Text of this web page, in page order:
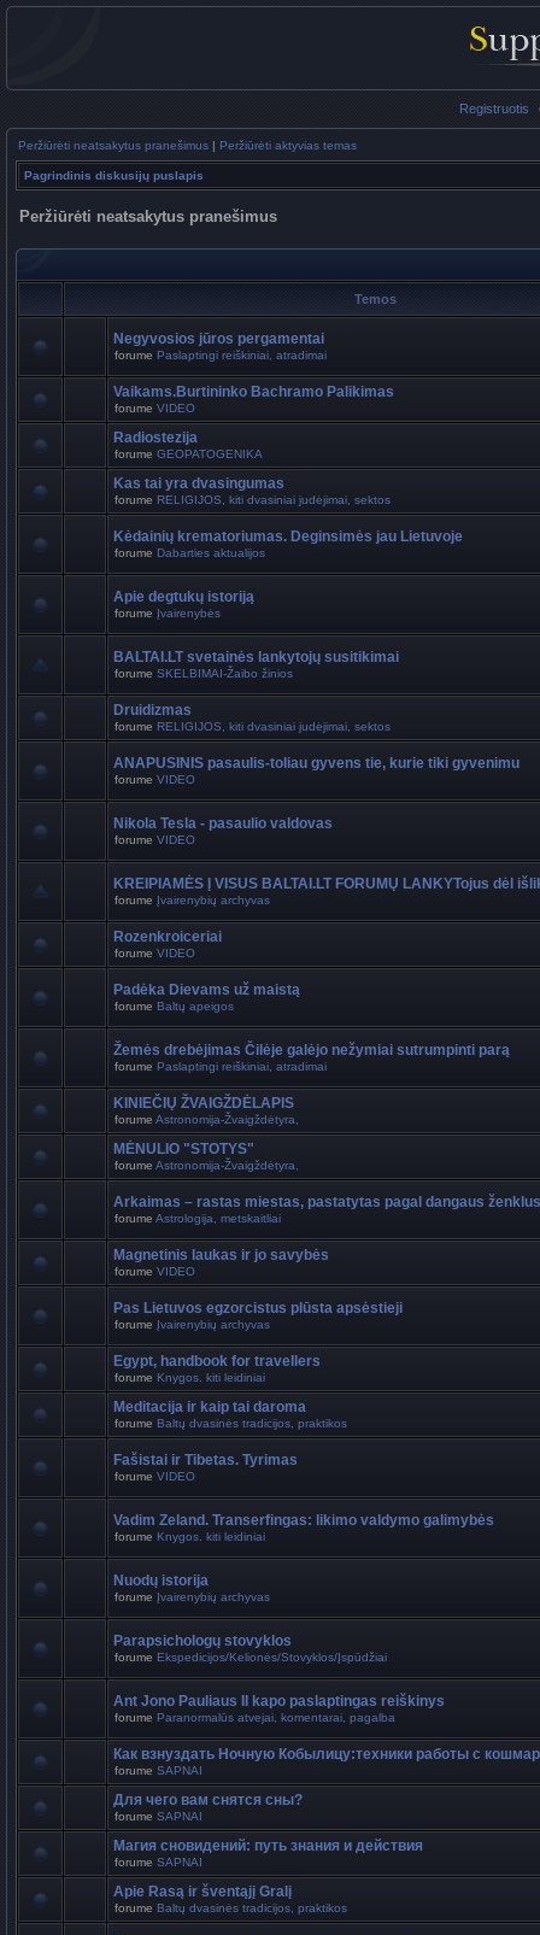
Registruotis
Peržiūrėti neatsakytus pranešimus | Peržiūrėti aktyvias temas
Pagrindinis diskusijų puslapis
Peržiūrėti neatsakytus pranešimus
Temos
Negyvosios jūros pergamentai
forume Paslaptingi reiškiniai, atradimai
Vaikams.Burtininko Bachramo Palikimas
forume VIDEO
Radiostezija
forume GEOPATOGENIKA
Kas tai yra dvasingumas
forume RELIGIJOS, kiti dvasiniai judėjimai, sektos
Kėdainių krematoriumas. Deginsimės jau Lietuvoje
forume Dabarties aktualijos
Apie degtukų istoriją
forume Įvairenybės
BALTAI.LT svetainės lankytojų susitikimai
forume SKELBIMAI-Žaibo žinios
Druidizmas
forume RELIGIJOS, kiti dvasiniai judėjimai, sektos
ANAPUSINIS pasaulis-toliau gyvens tie, kurie tiki gyvenimu
forume VIDEO
Nikola Tesla - pasaulio valdovas
forume VIDEO
KREIPIAMĖS Į VISUS BALTAI.LT FORUMŲ LANKYTojus dėl
forume Įvairenybių archyvas
Rozenkroiceriai
forume VIDEO
Padėka Dievams už maistą
forume Baltų apeigos
Žemės drebėjimas Čilėje galėjo nežymiai sutrumpinti parą
forume Paslaptingi reiškiniai, atradimai
KINIEČIŲ ŽVAIGŽDĖLAPIS
forume Astronomija-Žvaigždėtyra,
MĖNULIO "STOTYS"
forume Astronomija-Žvaigždėtyra,
Arkaimas – rastas miestas, pastatytas pagal dangaus ženklus
forume Astrologija, metskaitliai
Magnetinis laukas ir jo savybės
forume VIDEO
Pas Lietuvos egzorcistus plūsta apsėstieji
forume Įvairenybių archyvas
Egypt, handbook for travellers
forume Knygos. kiti leidiniai
Meditacija ir kaip tai daroma
forume Baltų dvasinės tradicijos, praktikos
Fašistai ir Tibetas. Tyrimas
forume VIDEO
Vadim Zeland. Transerfingas: likimo valdymo galimybės
forume Knygos. kiti leidiniai
Nuodų istorija
forume Įvairenybių archyvas
Parapsichologų stovyklos
forume Ekspedicijos/Kelionės/Stovyklos/Įspūdžiai
Ant Jono Pauliaus II kapo paslaptingas reiškinys
forume Paranormalūs atvejai, komentarai, pagalba
Как взнуздать Ночную Кобылицу:техники работы с
forume SAPNAI
Для чего вам снятся сны?
forume SAPNAI
Магия сновидений: путь знания и действия
forume SAPNAI
Apie Rasą ir šventąjį Gralį
forume Baltų dvasinės tradicijos, praktikos